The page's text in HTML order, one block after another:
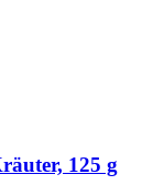
125 g